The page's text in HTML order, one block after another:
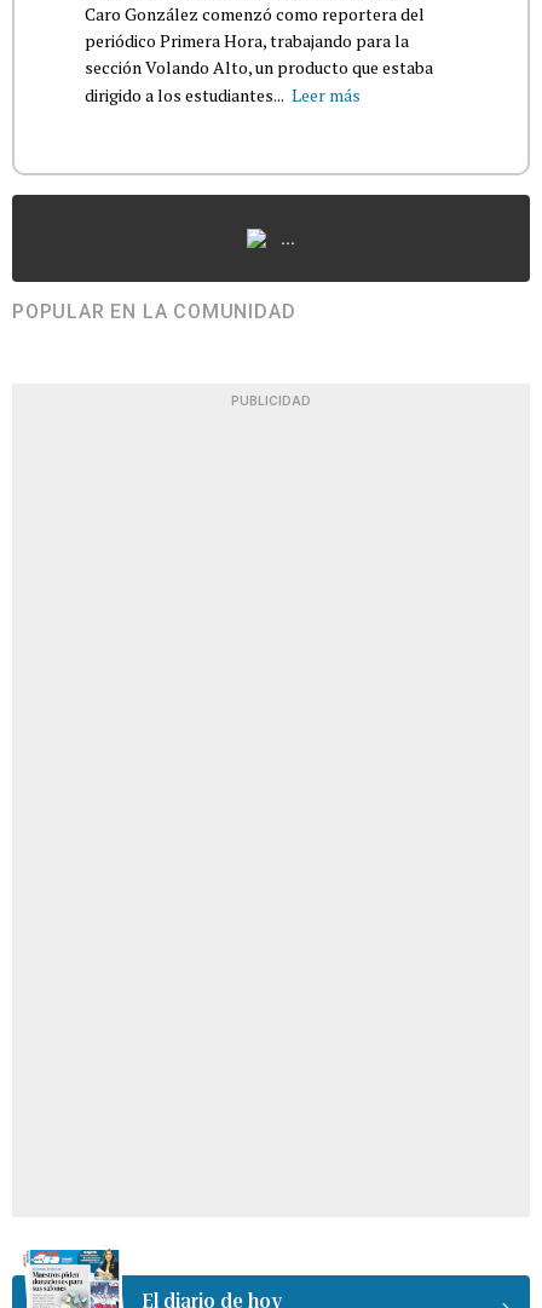
Caro González comenzó como reportera del
periódico Primera Hora, trabajando para la
sección Volando Alto, un producto que estaba
dirigido a los estudiantes... Leer más
...
POPULAR EN LA COMUNIDAD
PUBLICIDAD
El diario de hoy